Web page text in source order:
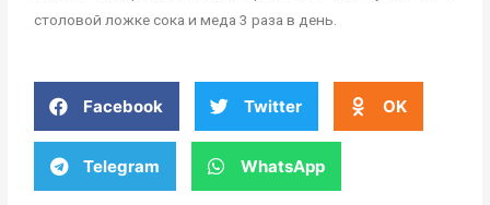
столовой ложке сока и меда 3 раза в день.
Facebook Twitter OK
Telegram WhatsApp